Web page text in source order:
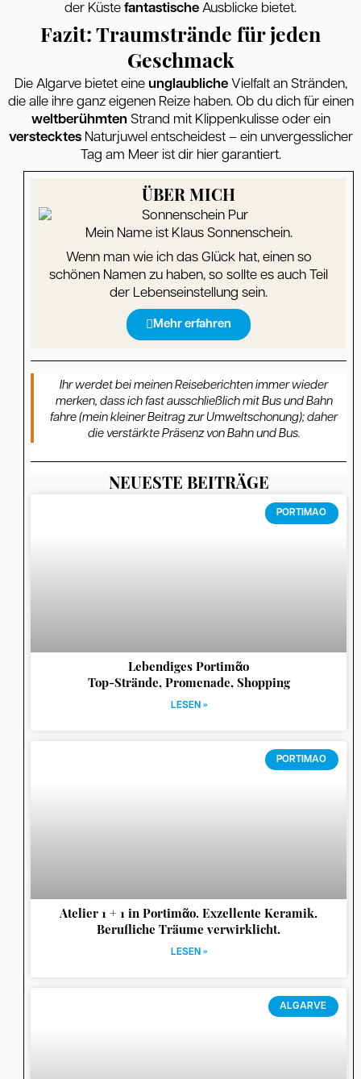
der Küste fantastische Ausblicke bietet.
Fazit: Traumstrände für jeden
Geschmack
Die Algarve bietet eine unglaublicheVielfalt an Stränden,
die alle ihre ganz eigenen Reize haben. Ob du dich für einen
weltberühmtenStrand mit Klippenkulisse oder ein
verstecktesNaturjuwel entscheidest – ein unvergesslicher
Tag am Meer ist dir hier garantiert.
ÜBER MICH
Mein Name ist Klaus Sonnenschein.
Wenn man wie ich das Glück hat, einen so
schönen Namen zu haben, so sollte es auch Teil
der Lebenseinstellung sein.
Mehr erfahren
Ihr werdet bei meinen Reiseberichten immer wieder
merken, dass ich fast ausschließlich mit Bus und Bahn
fahre (mein kleiner Beitrag zur Umweltschonung); daher
die verstärkte Präsenz von Bahn und Bus.
NEUESTE BEITRÄGE
PORTIMAO
Lebendiges Portimᾶo
Top-Strände, Promenade, Shopping
LESEN »
PORTIMAO
Atelier 1 + 1 in Portimᾶo. Exzellente Keramik.
Berufliche Träume verwirklicht.
LESEN »
ALGARVE
Seite